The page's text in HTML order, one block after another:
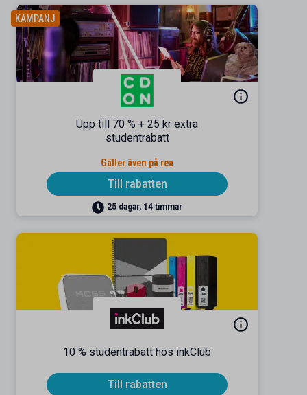
KAMPANJ
Upp till 70 % + 25 kr extra
studentrabatt
Gäller även på rea
Till rabatten
25 dagar, 14 timmar
10 % studentrabatt hos inkClub
Till rabatten